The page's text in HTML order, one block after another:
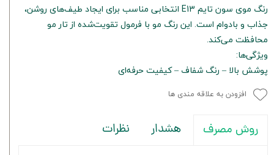
رنگ موی سون تایم E13 انتخابی مناسب برای ایجاد طیف‌های روشن،
جذاب و بادوام است. این رنگ مو با فرمول تقویت‌شده از تار مو
محافظت می‌کند.
ویژگی‌ها:
پوشش بالا – رنگ شفاف – کیفیت حرفه‌ای
افزودن به علاقه مندی ها
روش مصرف هشدار نظرات